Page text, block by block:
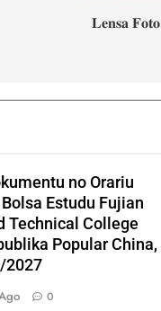
𝐋𝐞𝐧𝐬𝐚 𝐅𝐨𝐭𝐨
no Orariu
Estudu Fujian
Technical College
Popular China,
2027
0